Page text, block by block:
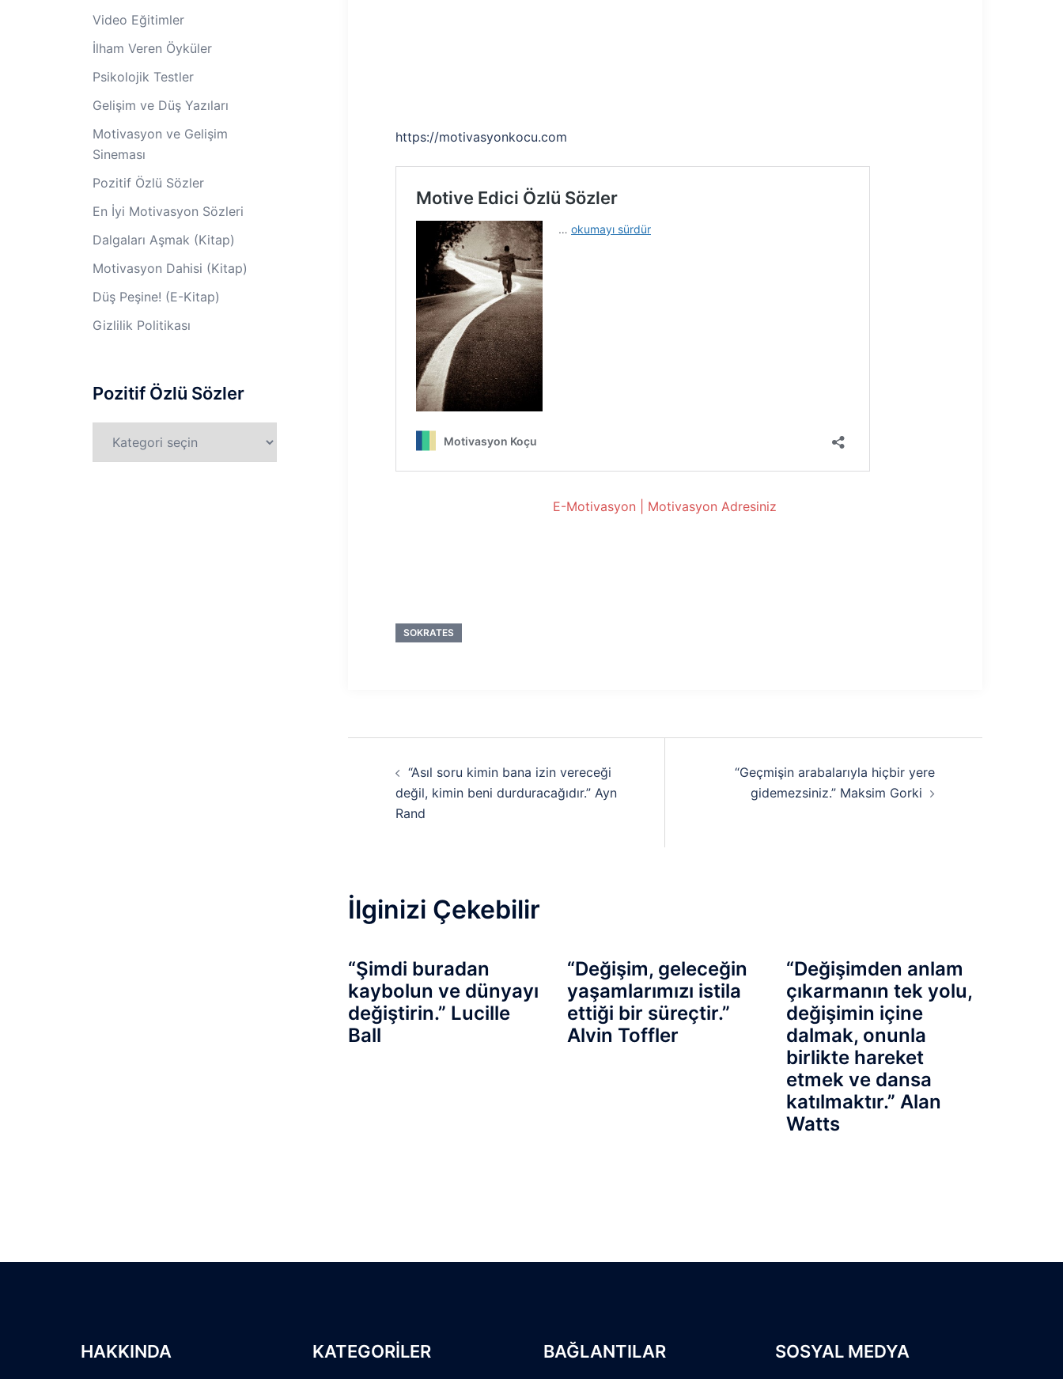
https://motivasyonkocu.com
E-Motivasyon | Motivasyon Adresiniz
SOKRATES
dolaşımı
“Asıl soru kimin bana izin vereceği
değil, kimin beni durduracağıdır.” Ayn
Rand
“Geçmişin arabalarıyla hiçbir yere
gidemezsiniz.” Maksim Gorki
İlginizi Çekebilir
“Şimdi buradan
kaybolun ve dünyayı
değiştirin.” Lucille
Ball
“Değişim, geleceğin
yaşamlarımızı istila
ettiği bir süreçtir.”
Alvin Toffler
“Değişimden anlam
çıkarmanın tek yolu,
değişimin içine
dalmak, onunla
birlikte hareket
etmek ve dansa
katılmaktır.” Alan
Watts
Video Eğitimler
İlham Veren Öyküler
Psikolojik Testler
Gelişim ve Düş Yazıları
Motivasyon ve Gelişim
Sineması
Pozitif Özlü Sözler
En İyi Motivasyon Sözleri
Dalgaları Aşmak (Kitap)
Motivasyon Dahisi (Kitap)
Düş Peşine! (E-Kitap)
Gizlilik Politikası
Pozitif Özlü Sözler
Özlü
HAKKINDA KATEGORİLER BAĞLANTILAR SOSYAL MEDYA